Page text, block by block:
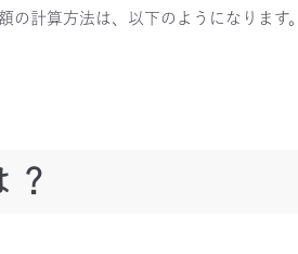
計算方法は、以下のようになります。